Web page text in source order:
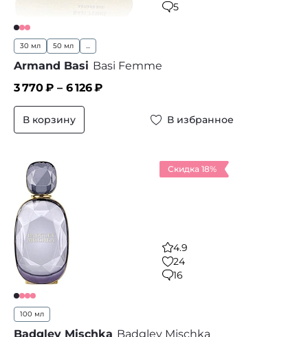
5
30 мл 50 мл ...
Armand Basi Basi Femme
3 770₽ – 6 126₽
В корзину В избранное
Скидка 18%
4.9
24
16
100 мл
Badgley Mischka Badgley Mischka